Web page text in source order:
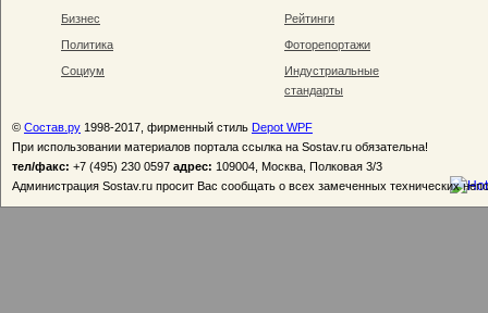
Бизнес
Политика
Социум
Рейтинги
Фоторепортажи
Индустриальные
стандарты
© Состав.ру 1998-2017, фирменный стиль Depot WPF
При использовании материалов портала ссылка на Sostav.ru обязательна!
тел/факс: +7 (495) 230 0597 адрес: 109004, Москва, Полковая 3/3
Администрация Sostav.ru просит Вас сообщать о всех замеченных технических